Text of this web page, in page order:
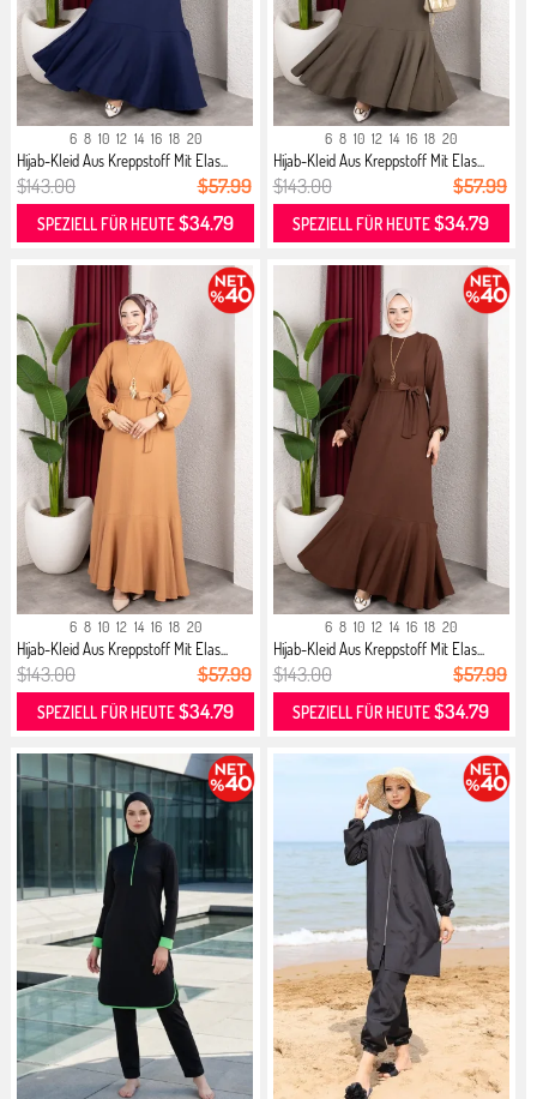
6 8 10 12 14 16 18 20
Hijab-Kleid Aus Kreppstoff Mit Elas...
$143.00 $57.99
SPEZIELL FÜR HEUTE$34.79
6 8 10 12 14 16 18 20
Hijab-Kleid Aus Kreppstoff Mit Elas...
$143.00 $57.99
SPEZIELL FÜR HEUTE$34.79
6 8 10 12 14 16 18 20
Hijab-Kleid Aus Kreppstoff Mit Elas...
$143.00 $57.99
SPEZIELL FÜR HEUTE$34.79
6 8 10 12 14 16 18 20
Hijab-Kleid Aus Kreppstoff Mit Elas...
$143.00 $57.99
SPEZIELL FÜR HEUTE$34.79